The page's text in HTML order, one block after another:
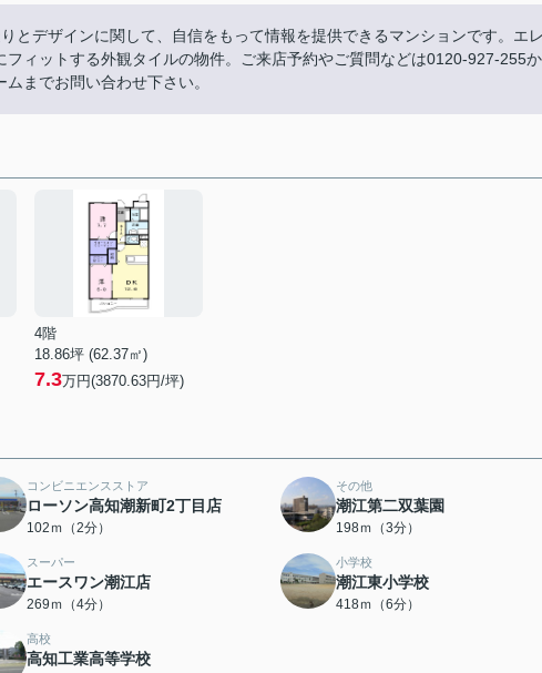
とデザインに関して、自信をもって情報を提供できるマンションです。エ
ィットする外観タイルの物件。ご来店予約やご質問などは0120-927-255か
までお問い合わせ下さい。
4階
18.86坪 (62.37㎡)
7.3万円(3870.63円/坪)
コンビニエンスストア
ローソン高知潮新町2丁目店
102ｍ（2分）
その他
潮江第二双葉園
198ｍ（3分）
スーパー
エースワン潮江店
269ｍ（4分）
小学校
潮江東小学校
418ｍ（6分）
高校
高知工業高等学校